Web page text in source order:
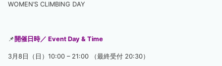
WOMEN’S CLIMBING DAY
📌 開催日時／ Event Day & Time
3月8日（日）10:00 – 21:00 （最終受付 20:30）